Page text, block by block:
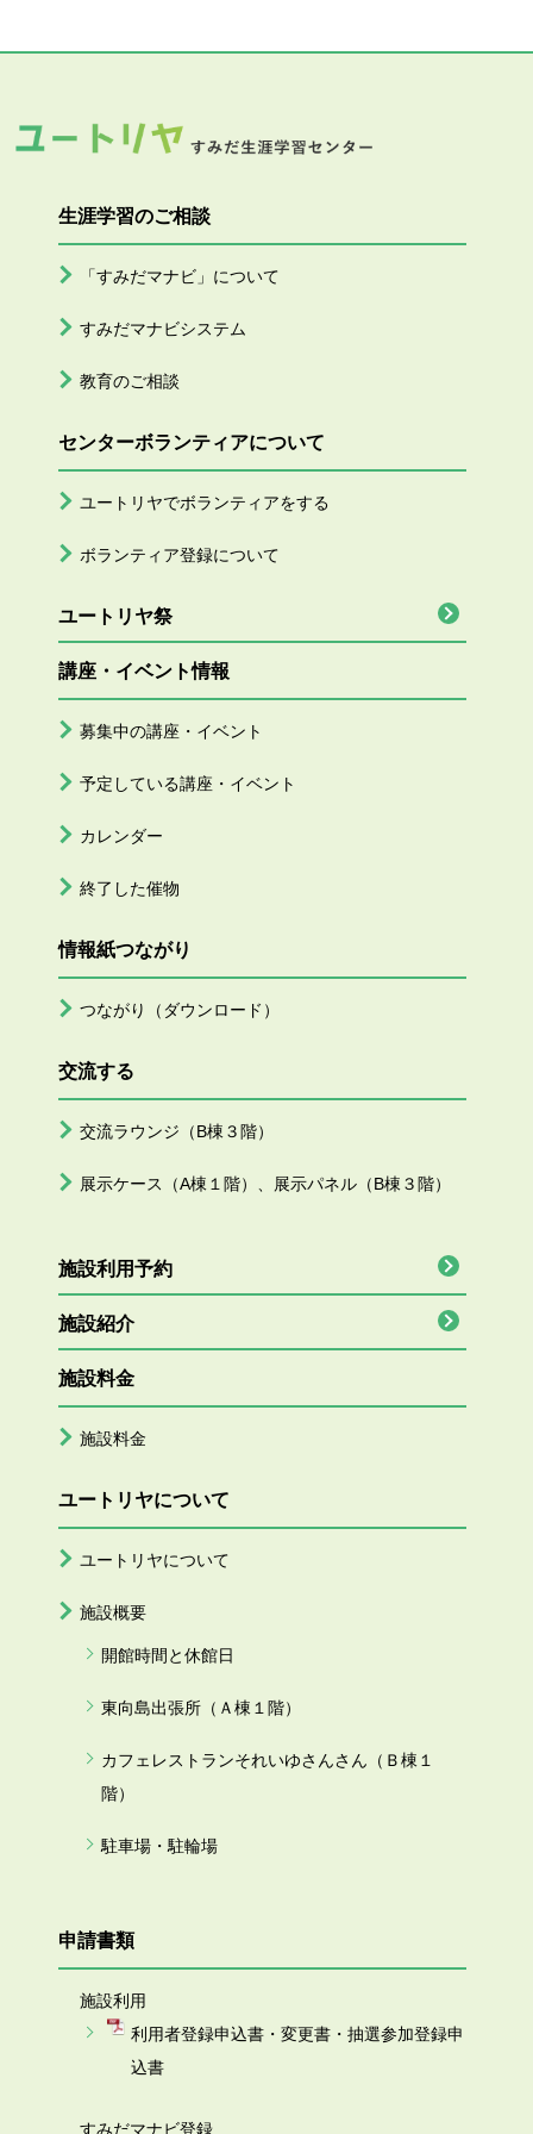
生涯学習のご相談
「すみだマナビ」について
すみだマナビシステム
教育のご相談
センターボランティアについて
ユートリヤでボランティアをする
ボランティア登録について
ユートリヤ祭
講座・イベント情報
募集中の講座・イベント
予定している講座・イベント
カレンダー
終了した催物
情報紙つながり
つながり（ダウンロード）
交流する
交流ラウンジ（B棟３階）
展示ケース（A棟１階）、展示パネル（B棟３階）
施設利用予約
施設紹介
施設料金
施設料金
ユートリヤについて
ユートリヤについて
施設概要
開館時間と休館日
東向島出張所（Ａ棟１階）
カフェレストランそれいゆさんさん（Ｂ棟１
階）
駐車場・駐輪場
申請書類
施設利用
利用者登録申込書・変更書・抽選参加登録申
込書
すみだマナビ登録